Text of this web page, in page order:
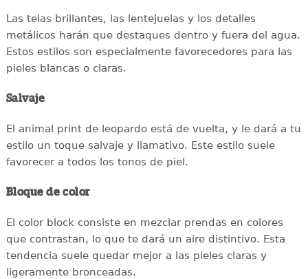
Las telas brillantes, las lentejuelas y los detalles
metálicos harán que destaques dentro y fuera del agua.
Estos estilos son especialmente favorecedores para las
pieles blancas o claras.
Salvaje
El animal print de leopardo está de vuelta, y le dará a tu
estilo un toque salvaje y llamativo. Este estilo suele
favorecer a todos los tonos de piel.
Bloque de color
El color block consiste en mezclar prendas en colores
que contrastan, lo que te dará un aire distintivo. Esta
tendencia suele quedar mejor a las pieles claras y
ligeramente bronceadas.